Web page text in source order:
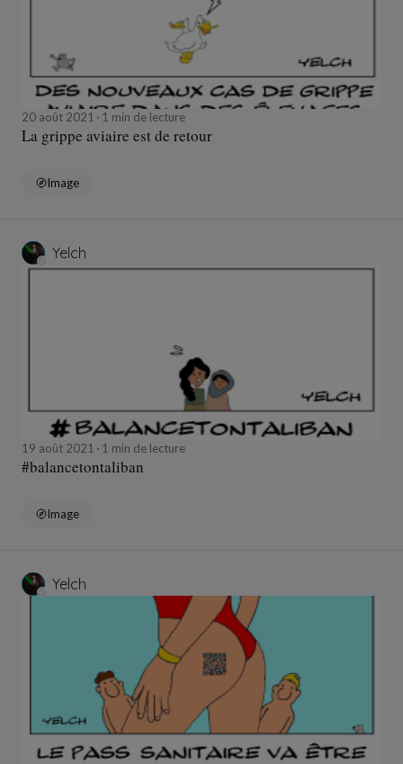
20 août 2021 1 min de lecture
La grippe aviaire est de retour
Image
Yelch
19 août 2021 1 min de lecture
#balancetontaliban
Image
Yelch